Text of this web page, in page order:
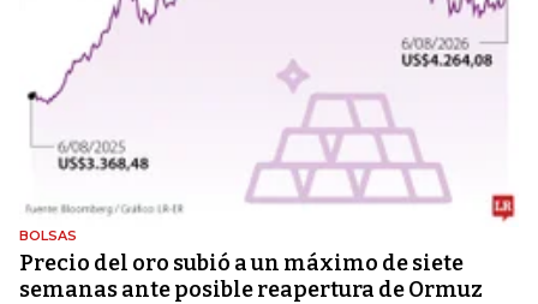
BOLSAS
Precio del oro subió a un máximo de siete
semanas ante posible reapertura de Ormuz